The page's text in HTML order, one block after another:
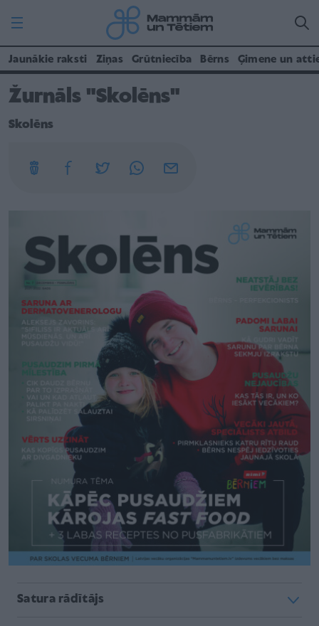
Jaunākie raksti Ziņas Grūtniecība Bērns Ģimene un
Žurnāls "Skolēns"
Skolēns
Satura rādītājs